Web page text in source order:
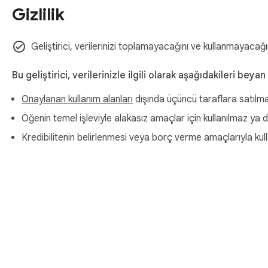
🚧 YAKINDA
✉️ Mesajlar — Gelen kutusu ve konuşmalar
👤 İçerik üretici profilleri — Diğer kullanıcıların takipçilerini,
🙋 Kendi profilin — Uzantıdan kendi profilini görüntüle ve yönet
Gizlilik
Geliştirici, verilerinizi toplamayacağını ve
Bu geliştirici, verilerinizle ilgili olarak aşağıdakileri beyan
Onaylanan kullanım alanları dışında üçüncü taraflara
Öğenin temel işleviyle alakasız amaçlar için kullanılmaz ya
Kredibilitenin belirlenmesi veya borç verme amaçlarıyla